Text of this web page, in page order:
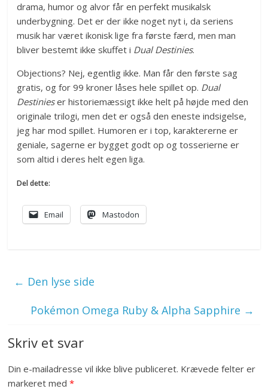
drama, humor og alvor får en perfekt musikalsk
underbygning. Det er der ikke noget nyt i, da seriens
musik har været ikonisk lige fra første færd, men man
bliver bestemt ikke skuffet i Dual Destinies.
Objections? Nej, egentlig ikke. Man får den første sag
gratis, og for 99 kroner låses hele spillet op. Dual
Destinieser historiemæssigt ikke helt på højde med den
originale trilogi, men det er også den eneste indsigelse,
jeg har mod spillet. Humoren er i top, karaktererne er
geniale, sagerne er bygget godt op og tosserierne er
som altid i deres helt egen liga.
Del dette:
Email Mastodon
← Den lyse side
Pokémon Omega Ruby & Alpha Sapphire →
Skriv et svar
Din e-mailadresse vil ikke blive publiceret. Krævede felter er
markeret med*